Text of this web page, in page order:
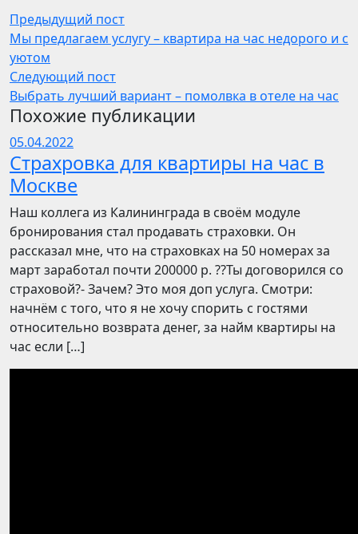
Предыдущий пост
Мы предлагаем услугу – квартира на час недорого и с
уютом
Следующий пост
Выбрать лучший вариант – помолвка в отеле на час
Похожие публикации
05.04.2022
Страхровка для квартиры на час в
Москве
Наш коллега из Калининграда в своём модуле
бронирования стал продавать страховки. Он
рассказал мне, что на страховках на 50 номерах за
март заработал почти 200000 р. ??Ты договорился со
страховой?- Зачем? Это моя доп услуга. Смотри:
начнём с того, что я не хочу спорить с гостями
относительно возврата денег, за найм квартиры на
час если […]